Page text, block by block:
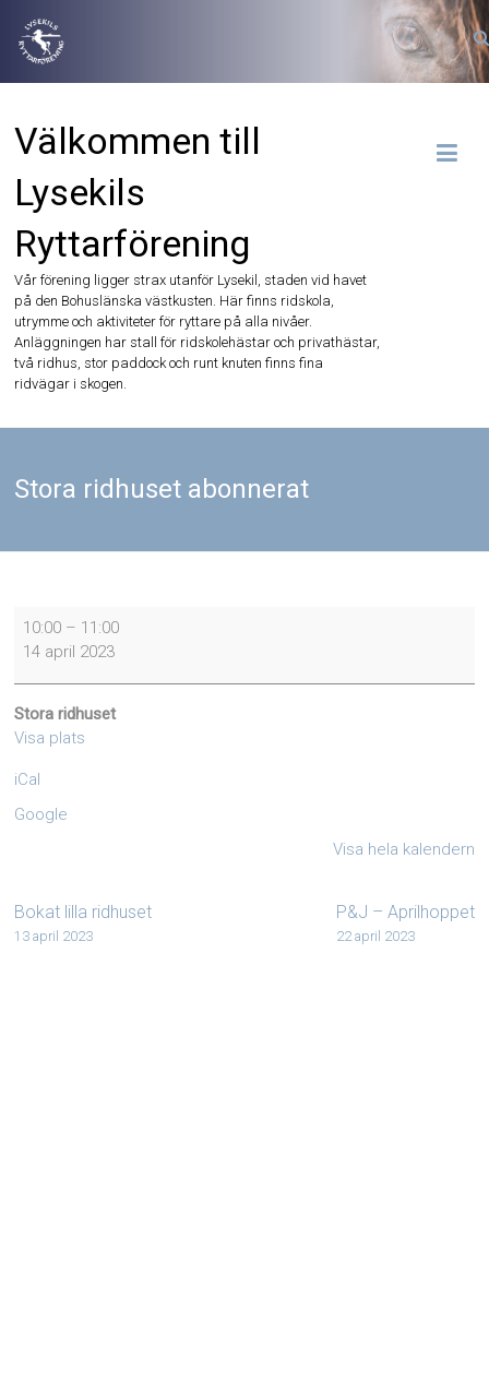
innehåll
Välkommen till
Lysekils
Ryttarförening
Vår förening ligger strax utanför Lysekil, staden vid havet
på den Bohuslänska västkusten. Här finns ridskola,
utrymme och aktiviteter för ryttare på alla nivåer.
Anläggningen har stall för ridskolehästar och privathästar,
två ridhus, stor paddock och runt knuten finns fina
ridvägar i skogen.
Stora ridhuset abonnerat
Stora
ridhuset
abonnerat
10:00 – 11:00
14 april 2023
Stora ridhuset
Visa plats
iCal
Google
Visa hela kalendern
Bokat lilla ridhuset
13 april 2023
P&J – Aprilhoppet
22 april 2023